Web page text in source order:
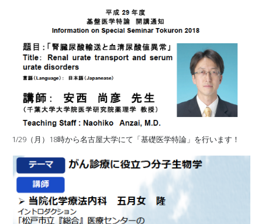
1/29（月）18時から名古屋大学にて「基礎医学特論」を行います！